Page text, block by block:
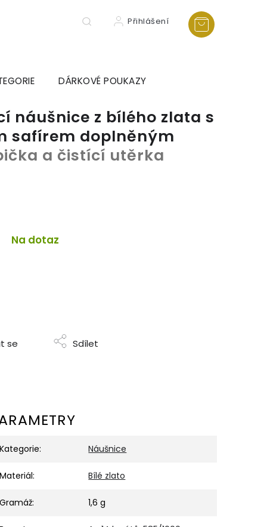
Přihlášení
DÁRKOVÉ POUKAZY
náušnice z bílého zlata s
safírem doplněným
a čistící utěrka
Na dotaz
se Sdílet
Kategorie: Náušnice
Materiál: Bílé zlato
Gramáž: 1,6 g